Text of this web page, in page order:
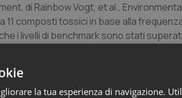
di Rainbow Vogt, et al.,
11 composti tossici in base alla
i livelli di benchmark sono stati
la tua esperienza di navigazione.